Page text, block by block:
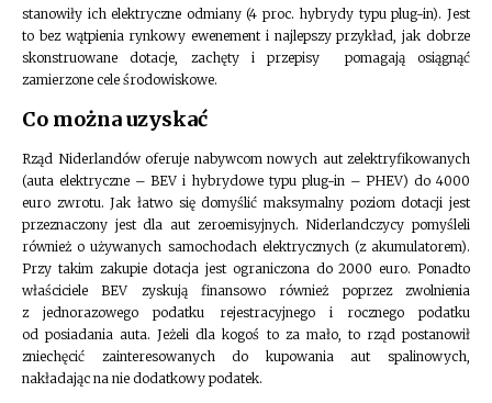
stanowiły ich elektryczne odmiany (4 proc. hybrydy typu plug-in). Jest
to bez wątpienia rynkowy ewenement i najlepszy przykład, jak dobrze
skonstruowane dotacje, zachęty i przepisy pomagają osiągnąć
zamierzone cele środowiskowe.
Co można uzyskać
Rząd Niderlandów oferuje nabywcom nowych aut zelektryfikowanych
(auta elektryczne – BEV i hybrydowe typu plug-in – PHEV) do 4000
euro zwrotu. Jak łatwo się domyślić maksymalny poziom dotacji jest
przeznaczony jest dla aut zeroemisyjnych. Niderlandczycy pomyśleli
również o używanych samochodach elektrycznych (z akumulatorem).
Przy takim zakupie dotacja jest ograniczona do 2000 euro. Ponadto
właściciele BEV zyskują finansowo również poprzez zwolnienia
z jednorazowego podatku rejestracyjnego i rocznego podatku
od posiadania auta. Jeżeli dla kogoś to za mało, to rząd postanowił
zniechęcić zainteresowanych do kupowania aut spalinowych,
nakładając na nie dodatkowy podatek.